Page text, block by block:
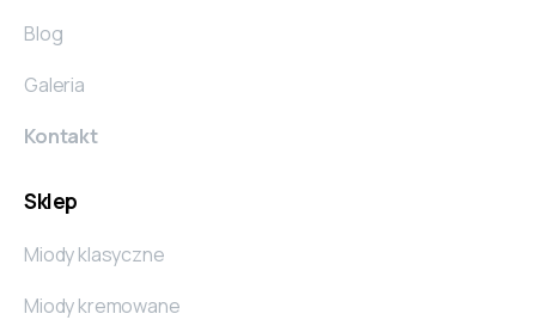
Blog
Galeria
Kontakt
Sklep
Miody klasyczne
Miody kremowane